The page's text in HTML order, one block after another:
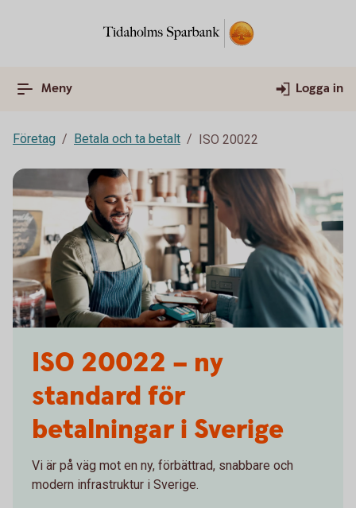
Meny Logga in
Företag Betala och ta betalt ISO 20022
ISO 20022 – ny
standard för
betalningar i Sverige
Vi är på väg mot en ny, förbättrad, snabbare och
modern infrastruktur i Sverige.